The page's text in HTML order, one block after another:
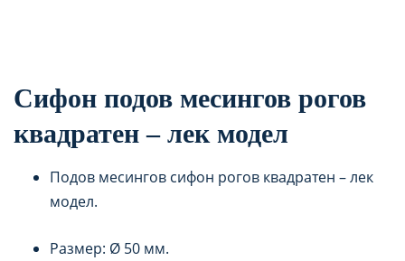
Сифон подов месингов рогов
квадратен – лек модел
Подов месингов сифон рогов квадратен – лек
модел.
Размер: Ø 50 мм.